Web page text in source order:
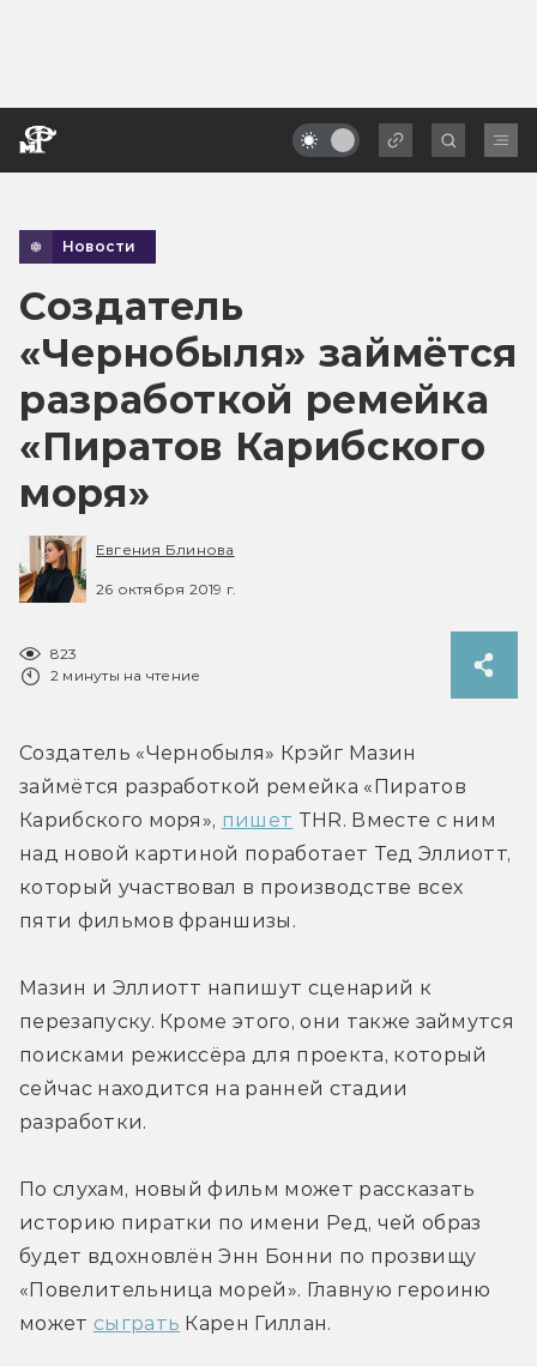
Новости
Создатель
«Чернобыля» займётся
разработкой ремейка
«Пиратов Карибского
моря»
Евгения Блинова
26 октября 2019 г.
823
2 минуты на чтение
Создатель «Чернобыля» Крэйг Мазин
займётся разработкой ремейка «Пиратов
Карибского моря», пишет THR. Вместе с ним
над новой картиной поработает Тед Эллиотт,
который участвовал в производстве всех
пяти фильмов франшизы.
Мазин и Эллиотт напишут сценарий к
перезапуску. Кроме этого, они также займутся
поисками режиссёра для проекта, который
сейчас находится на ранней стадии
разработки.
По слухам, новый фильм может рассказать
историю пиратки по имени Ред, чей образ
будет вдохновлён Энн Бонни по прозвищу
«Повелительница морей». Главную героиню
может сыграть Карен Гиллан.